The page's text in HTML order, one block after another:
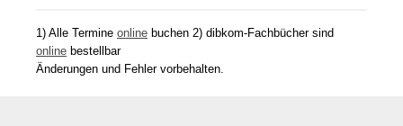
1) Alle Termine online buchen 2) dibkom-Fachbücher sind
online bestellbar
Änderungen und Fehler vorbehalten.